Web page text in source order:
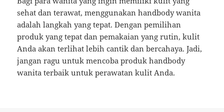
sehat dan terawat, menggunakan handbody wanita
adalah langkah yang tepat. Dengan pemilihan
produk yang tepat dan pemakaian yang rutin, kulit
Anda akan terlihat lebih cantik dan bercahaya. Jadi,
jangan ragu untuk mencoba produk handbody
wanita terbaik untuk perawatan kulit Anda.